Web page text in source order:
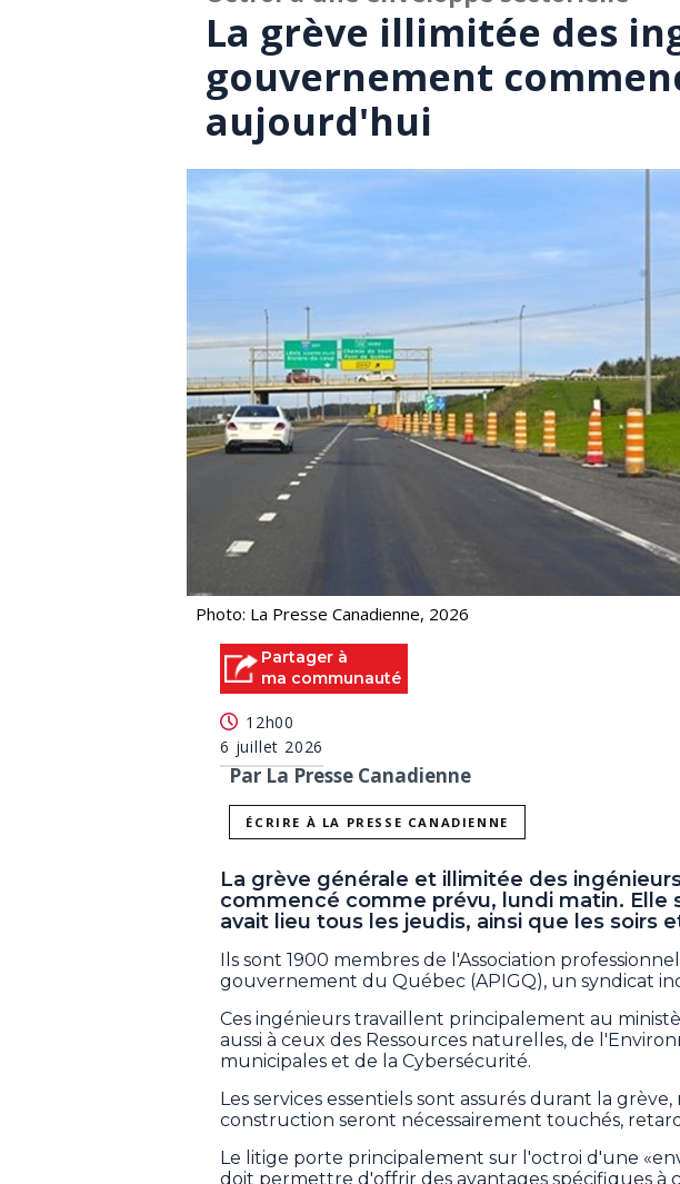
La grève illimitée des
gouvernement
aujourd'hui
Photo: La Presse Canadienne, 2026
Partager à
ma communauté
12h00
6 juillet 2026
Par La Presse Canadienne
ÉCRIRE À LA PRESSE CANADIENNE
La grève générale et illimitée des
commencé comme prévu, lundi matin. Elle
avait lieu tous les jeudis, ainsi que les soirs
Ils sont 1900 membres de l'Association
gouvernement du Québec (APIGQ), un syndicat
Ces ingénieurs travaillent principalement au
aussi à ceux des Ressources naturelles, de
municipales et de la Cybersécurité.
Les services essentiels sont assurés durant la
construction seront nécessairement touchés,
Le litige porte principalement sur l'octroi d'une
doit permettre d'offrir des avantages spécifiques à